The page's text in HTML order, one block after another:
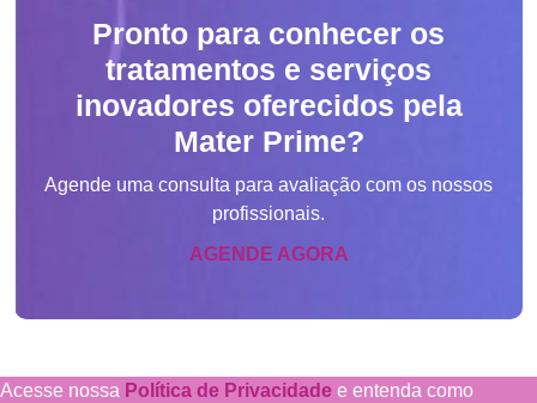
Pronto para conhecer os
tratamentos e serviços
inovadores oferecidos pela
Mater Prime?
Agende uma consulta para avaliação com os nossos
profissionais.
AGENDE AGORA
Acesse nossa Política de Privacidade e entenda como